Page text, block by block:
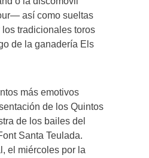
así como sueltas
tradicionales toros
de la ganadería Els
más emotivos
de los Quintos
de los bailes del
Santa Teulada.
el miércoles por la